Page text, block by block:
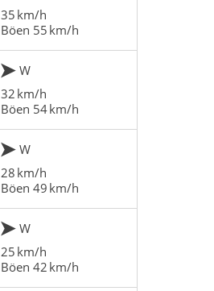
35 km/h
Böen 55 km/h
W
32 km/h
Böen 54 km/h
W
28 km/h
Böen 49 km/h
W
25 km/h
Böen 42 km/h